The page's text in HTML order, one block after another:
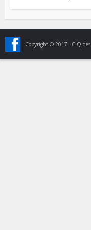
Copyright © 2017 - CIQ des